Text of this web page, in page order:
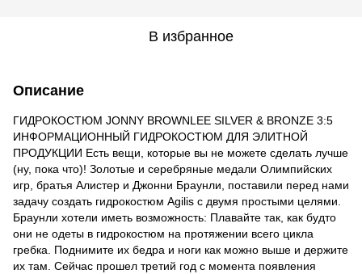
В избранное
Описание
ГИДРОКОСТЮМ JONNY BROWNLEE SILVER & BRONZE 3:5
ИНФОРМАЦИОННЫЙ ГИДРОКОСТЮМ ДЛЯ ЭЛИТНОЙ
ПРОДУКЦИИ Есть вещи, которые вы не можете сделать лучше
(ну, пока что)! Золотые и серебряные медали Олимпийских
игр, братья Алистер и Джонни Браунли, поставили перед нами
задачу создать гидрокостюм Agilis с двумя простыми целями.
Браунли хотели иметь возможность: Плавайте так, как будто
они не одеты в гидрокостюм на протяжении всего цикла
гребка. Поднимите их бедра и ноги как можно выше и держите
их там. Сейчас прошел третий год с момента появления